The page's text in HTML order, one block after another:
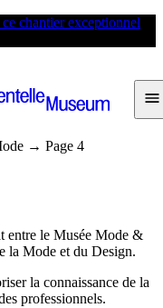
chantier exceptionnel
→ Page 4
entre le Musée Mode &
la Mode et du Design.
la connaissance de la
professionnels.